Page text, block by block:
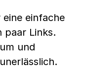
einfache
paar Links.
und